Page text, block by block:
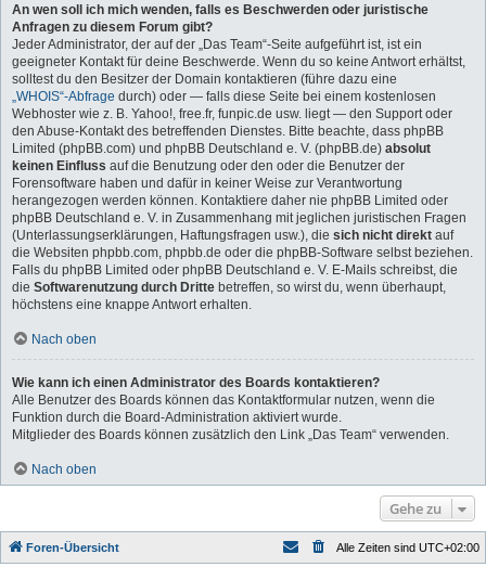
An wen soll ich mich wenden, falls es Beschwerden oder juristische
Anfragen zu diesem Forum gibt?
Jeder Administrator, der auf der „Das Team“-Seite aufgeführt ist, ist ein
geeigneter Kontakt für deine Beschwerde. Wenn du so keine Antwort erhältst,
solltest du den Besitzer der Domain kontaktieren (führe dazu eine
„WHOIS“-Abfrage durch) oder — falls diese Seite bei einem kostenlosen
Webhoster wie z. B. Yahoo!, free.fr, funpic.de usw. liegt — den Support oder
den Abuse-Kontakt des betreffenden Dienstes. Bitte beachte, dass phpBB
Limited (phpBB.com) und phpBB Deutschland e. V. (phpBB.de) absolut
keinen Einfluss auf die Benutzung oder den oder die Benutzer der
Forensoftware haben und dafür in keiner Weise zur Verantwortung
herangezogen werden können. Kontaktiere daher nie phpBB Limited oder
phpBB Deutschland e. V. in Zusammenhang mit jeglichen juristischen Fragen
(Unterlassungserklärungen, Haftungsfragen usw.), die sich nicht direkt auf
die Websiten phpbb.com, phpbb.de oder die phpBB-Software selbst beziehen.
Falls du phpBB Limited oder phpBB Deutschland e. V. E-Mails schreibst, die
die Softwarenutzung durch Dritte betreffen, so wirst du, wenn überhaupt,
höchstens eine knappe Antwort erhalten.
Nach oben
Wie kann ich einen Administrator des Boards kontaktieren?
Alle Benutzer des Boards können das Kontaktformular nutzen, wenn die
Funktion durch die Board-Administration aktiviert wurde.
Mitglieder des Boards können zusätzlich den Link „Das Team“ verwenden.
Nach oben
Gehe zu
Foren-Übersicht Alle Zeiten sind UTC+02:00